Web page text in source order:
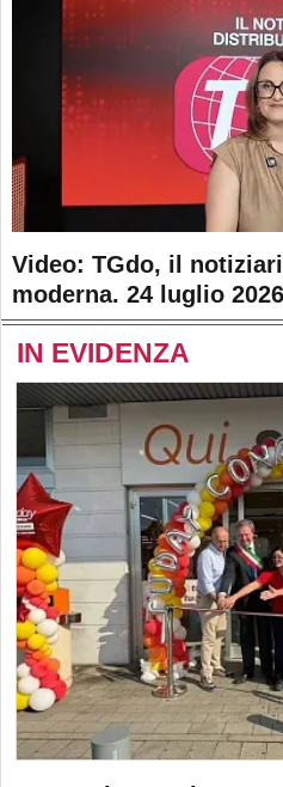
Video: TGdo, il
moderna. 24 luglio 2026
IN EVIDENZA